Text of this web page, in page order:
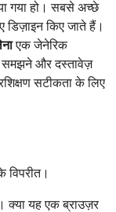
गया हो। सबसे अच्छे
डिज़ाइन किए जाते हैं।
एक जेनेरिक
समझने और दस्तावेज़
सटीकता के लिए
यह एक ब्राउज़र